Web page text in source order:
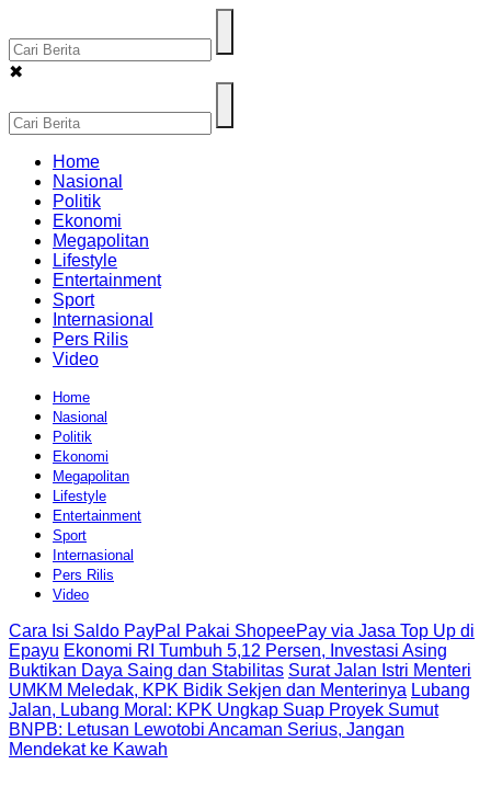
✖
Home
Nasional
Politik
Ekonomi
Megapolitan
Lifestyle
Entertainment
Sport
Internasional
Pers Rilis
Video
Home
Nasional
Politik
Ekonomi
Megapolitan
Lifestyle
Entertainment
Sport
Internasional
Pers Rilis
Video
Cara Isi Saldo PayPal Pakai ShopeePay via Jasa Top Up di
Epayu Ekonomi RI Tumbuh 5,12 Persen, Investasi Asing
Buktikan Daya Saing dan Stabilitas Surat Jalan Istri Menteri
UMKM Meledak, KPK Bidik Sekjen dan Menterinya Lubang
Jalan, Lubang Moral: KPK Ungkap Suap Proyek Sumut
BNPB: Letusan Lewotobi Ancaman Serius, Jangan
Mendekat ke Kawah